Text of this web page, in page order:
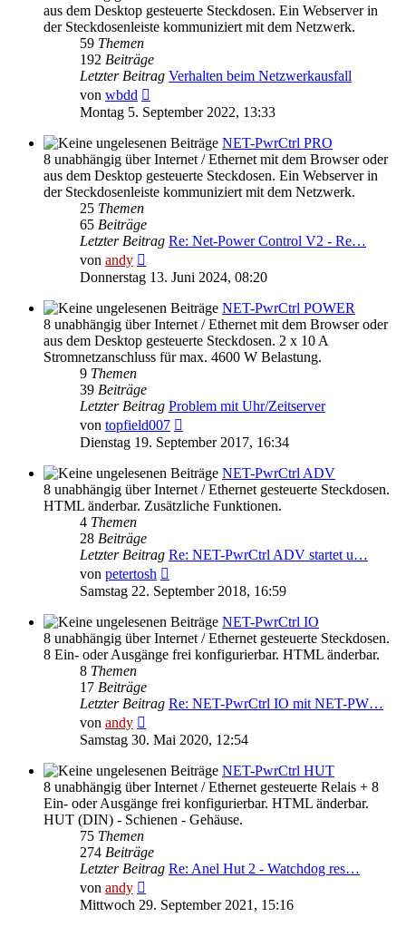
aus dem Desktop gesteuerte Steckdosen. Ein Webserver in
der Steckdosenleiste kommuniziert mit dem Netzwerk.
59 Themen
192 Beiträge
Letzter Beitrag Verhalten beim Netzwerkausfall
von wbdd
Beitrag
Montag 5. September 2022, 13:33
NET-PwrCtrl PRO
8 unabhängig über Internet / Ethernet mit dem Browser oder
aus dem Desktop gesteuerte Steckdosen. Ein Webserver in
der Steckdosenleiste kommuniziert mit dem Netzwerk.
25 Themen
65 Beiträge
Letzter Beitrag Re: Net-Power Control V2 - Re…
von andy
Beitrag
Donnerstag 13. Juni 2024, 08:20
NET-PwrCtrl POWER
8 unabhängig über Internet / Ethernet mit dem Browser oder
aus dem Desktop gesteuerte Steckdosen. 2 x 10 A
Stromnetzanschluss für max. 4600 W Belastung.
9 Themen
39 Beiträge
Letzter Beitrag Problem mit Uhr/Zeitserver
von topfield007
Beitrag
Dienstag 19. September 2017, 16:34
NET-PwrCtrl ADV
8 unabhängig über Internet / Ethernet gesteuerte Steckdosen.
HTML änderbar. Zusätzliche Funktionen.
4 Themen
28 Beiträge
Letzter Beitrag Re: NET-PwrCtrl ADV startet u…
von petertosh
Beitrag
Samstag 22. September 2018, 16:59
NET-PwrCtrl IO
8 unabhängig über Internet / Ethernet gesteuerte Steckdosen.
8 Ein- oder Ausgänge frei konfigurierbar. HTML änderbar.
8 Themen
17 Beiträge
Letzter Beitrag Re: NET-PwrCtrl IO mit NET-PW…
von andy
Beitrag
Samstag 30. Mai 2020, 12:54
NET-PwrCtrl HUT
8 unabhängig über Internet / Ethernet gesteuerte Relais + 8
Ein- oder Ausgänge frei konfigurierbar. HTML änderbar.
HUT (DIN) - Schienen - Gehäuse.
75 Themen
274 Beiträge
Letzter Beitrag Re: Anel Hut 2 - Watchdog res…
von andy
Beitrag
Mittwoch 29. September 2021, 15:16